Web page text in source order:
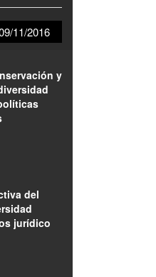
11/2016
y
del
jurídico